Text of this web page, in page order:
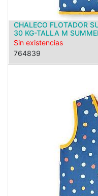
CHALECO FLOTADOR
30 KG-TALLA M
Sin existencias
764839